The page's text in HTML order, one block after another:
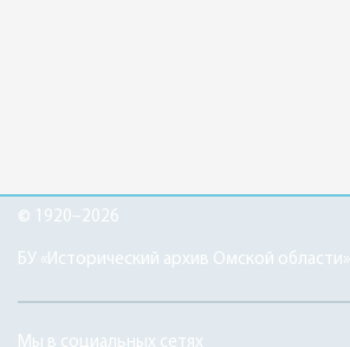
© 1920–2026
БУ «Исторический архив Омской области»
Мы в социальных сетях